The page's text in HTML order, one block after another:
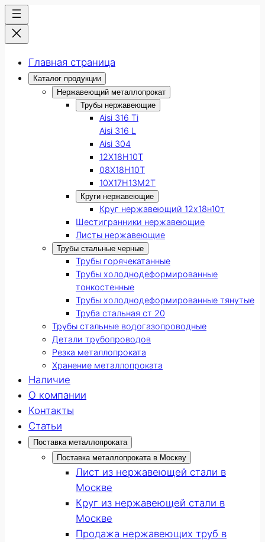
Главная страница
Каталог продукции
Нержавеющий металлопрокат
Трубы нержавеющие
Aisi 316 Ti
Aisi 316 L
Aisi 304
12Х18Н10Т
08Х18Н10Т
10Х17Н13М2Т
Круги нержавеющие
Круг нержавеющий 12х18н10т
Шестигранники нержавеющие
Листы нержавеющие
Трубы стальные черные
Трубы горячекатанные
Трубы холоднодеформированные
тонкостенные
Трубы холоднодеформированные тянутые
Труба стальная ст 20
Трубы стальные водогазопроводные
Детали трубопроводов
Резка металлопроката
Хранение металлопроката
Наличие
О компании
Контакты
Статьи
Поставка металлопроката
Поставка металлопроката в Москву
Лист из нержавеющей стали в
Москве
Круг из нержавеющей стали в
Москве
Продажа нержавеющих труб в